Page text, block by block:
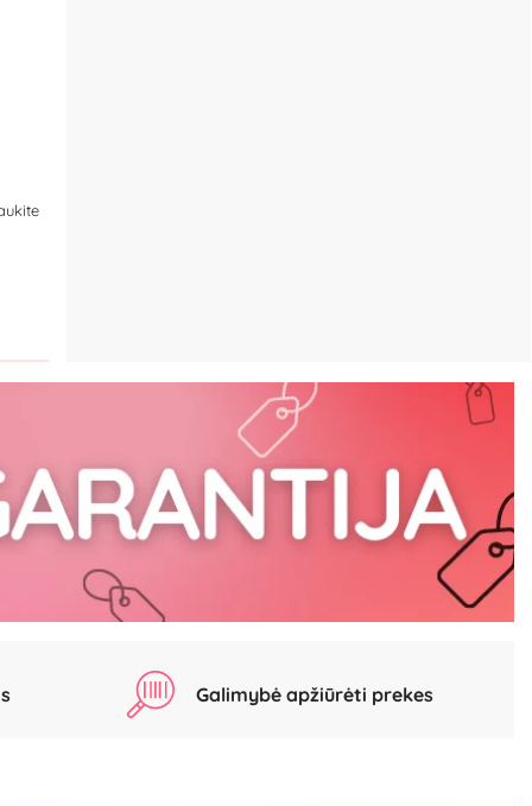
Galimybė apžiūrėti prekes